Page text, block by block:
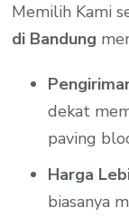
Memilih Kami
di Bandung
dekat
paving
Harga
biasanya